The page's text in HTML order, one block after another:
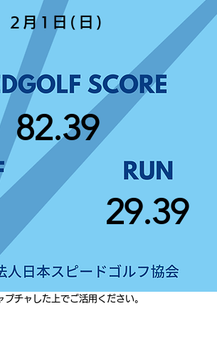
29.39
82.39
2月1日(日)
チャした上でご活用ください。